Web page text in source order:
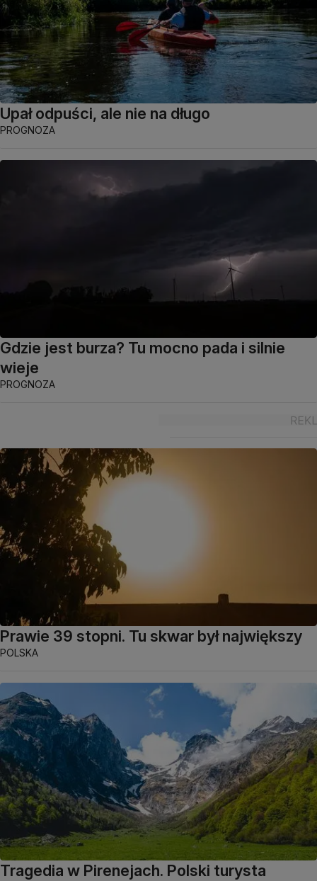
Upał odpuści, ale nie na długo
PROGNOZA
Gdzie jest burza? Tu mocno pada i silnie
wieje
PROGNOZA
Prawie 39 stopni. Tu skwar był największy
POLSKA
Tragedia w Pirenejach. Polski turysta